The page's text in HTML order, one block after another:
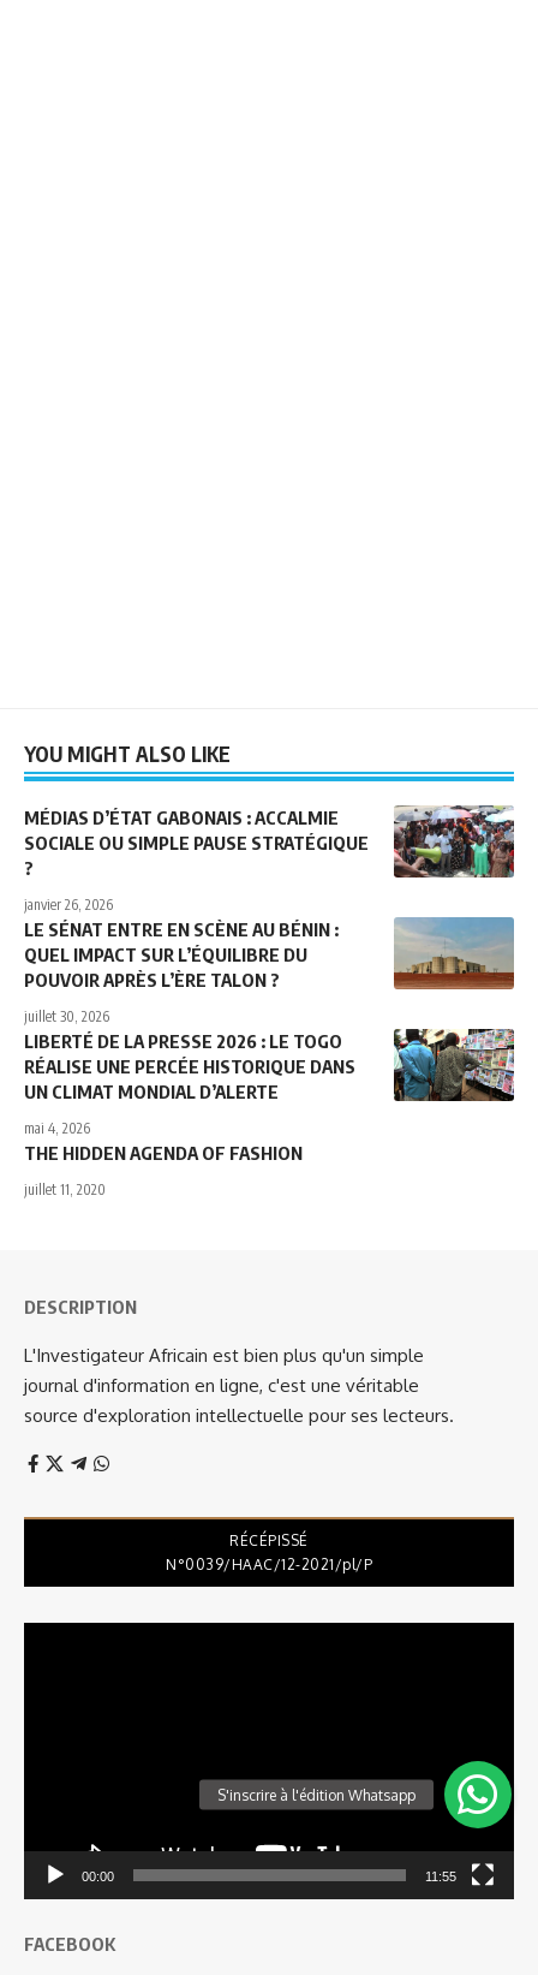
YOU MIGHT ALSO LIKE
MÉDIAS D’ÉTAT GABONAIS : ACCALMIE
SOCIALE OU SIMPLE PAUSE STRATÉGIQUE
?
janvier 26, 2026
LE SÉNAT ENTRE EN SCÈNE AU BÉNIN :
QUEL IMPACT SUR L’ÉQUILIBRE DU
POUVOIR APRÈS L’ÈRE TALON ?
juillet 30, 2026
LIBERTÉ DE LA PRESSE 2026 : LE TOGO
RÉALISE UNE PERCÉE HISTORIQUE DANS
UN CLIMAT MONDIAL D’ALERTE
mai 4, 2026
THE HIDDEN AGENDA OF FASHION
juillet 11, 2020
DESCRIPTION
L'Investigateur Africain est bien plus qu'un simple
journal d'information en ligne, c'est une véritable
source d'exploration intellectuelle pour ses lecteurs.
RÉCÉPISSÉ
N°0039/HAAC/12-2021/pl/P
00:00 11:55
FACEBOOK